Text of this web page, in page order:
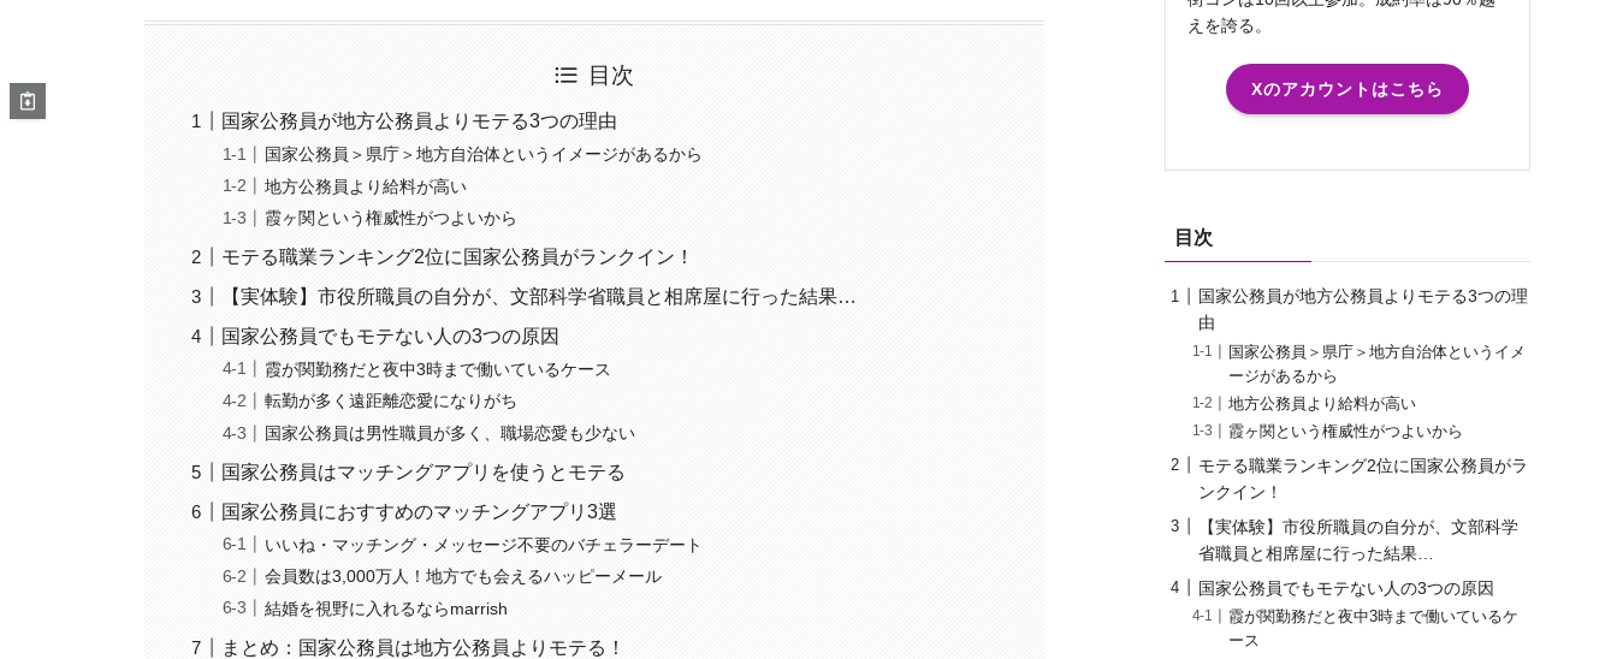
目次
国家公務員が地方公務員よりモテる3つの理由
国家公務員＞県庁＞地方自治体というイメージがあるから
地方公務員より給料が高い
霞ヶ関という権威性がつよいから
モテる職業ランキング2位に国家公務員がランクイン！
【実体験】市役所職員の自分が、文部科学省職員と相席屋に行った結果…
国家公務員でもモテない人の3つの原因
霞が関勤務だと夜中3時まで働いているケース
転勤が多く遠距離恋愛になりがち
国家公務員は男性職員が多く、職場恋愛も少ない
国家公務員はマッチングアプリを使うとモテる
国家公務員におすすめのマッチングアプリ3選
いいね・マッチング・メッセージ不要のバチェラーデート
会員数は3,000万人！地方でも会えるハッピーメール
結婚を視野に入れるならmarrish
まとめ：国家公務員は地方公務員よりモテる！
えを誇る。
Xのアカウントはこちら
目次
国家公務員が地方公務員よりモテる3つの理
由
国家公務員＞県庁＞地方自治体というイメ
ージがあるから
地方公務員より給料が高い
霞ヶ関という権威性がつよいから
モテる職業ランキング2位に国家公務員がラ
ンクイン！
【実体験】市役所職員の自分が、文部科学
省職員と相席屋に行った結果…
国家公務員でもモテない人の3つの原因
霞が関勤務だと夜中3時まで働いているケ
ース